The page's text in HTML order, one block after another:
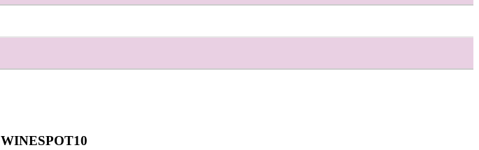
WINESPOT10